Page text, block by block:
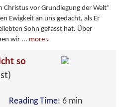
vor Grundlegung der Welt“
Ewigkeit an uns gedacht, als Er
Sohn gefasst hat. Über
wir ... more
so
Reading Time: 6 min